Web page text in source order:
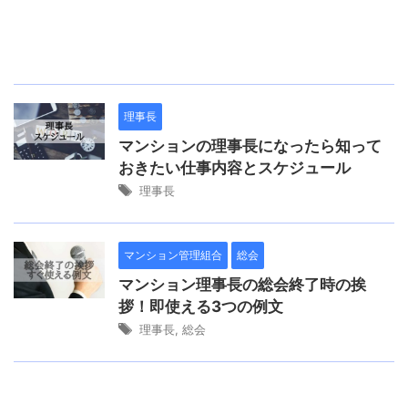
理事長
マンションの理事長になったら知って
おきたい仕事内容とスケジュール
理事長
マンション管理組合 総会
マンション理事長の総会終了時の挨
拶！即使える3つの例文
理事長 総会